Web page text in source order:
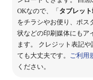
OKなので、「 タブレッ
をチラシやお便り、ポス
状などの印刷媒体にもア
ます。 クレジット表記
ても大丈夫です。 ご利用
ください。